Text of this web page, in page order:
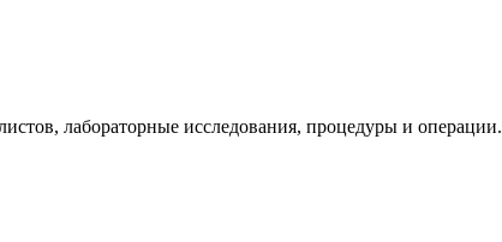
лабораторные исследования, процедуры и операции.